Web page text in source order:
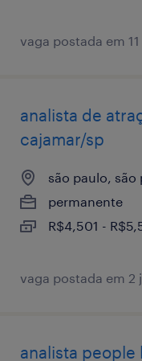
vaga postada em
analista de
cajamar/sp
são paulo, são
permanente
R$4,501 -
vaga postada em 2
analista ​people